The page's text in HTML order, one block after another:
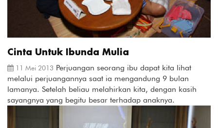
Cinta Untuk Ibunda Mulia
11 Mei 2013 Perjuangan seorang ibu dapat kita lihat
melalui perjuangannya saat ia mengandung 9 bulan
lamanya. Setelah beliau melahirkan kita, dengan kasih
sayangnya yang begitu besar terhadap anaknya.